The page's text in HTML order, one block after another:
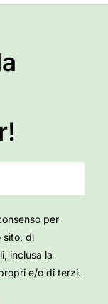
per
sito, di
inclusa la
e/o di terzi.